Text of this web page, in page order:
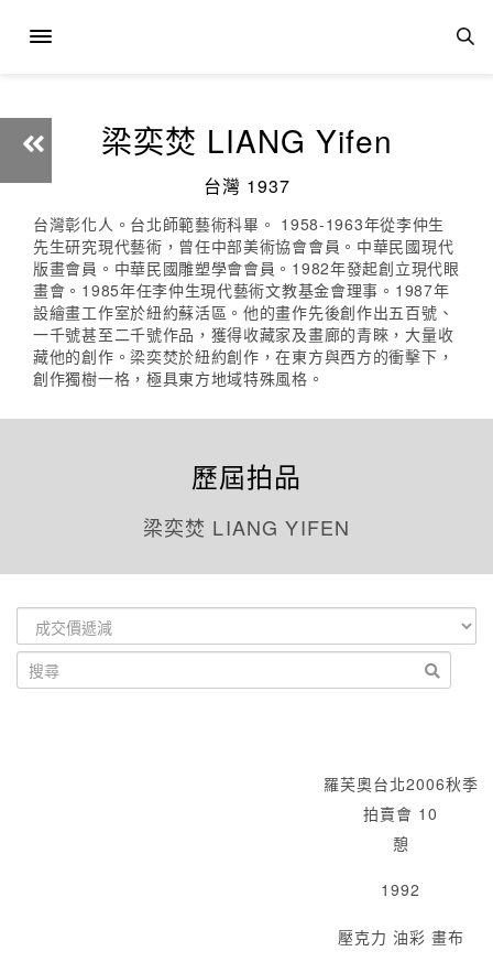
梁奕焚 LIANG Yifen
台灣 1937
台灣彰化人。台北師範藝術科畢。 1958-1963年從李仲生
先生研究現代藝術，曾任中部美術協會會員。中華民國現代
版畫會員。中華民國雕塑學會會員。1982年發起創立現代眼
畫會。1985年任李仲生現代藝術文教基金會理事。1987年
設繪畫工作室於紐約蘇活區。他的畫作先後創作出五百號、
一千號甚至二千號作品，獲得收藏家及畫廊的青睞，大量收
藏他的創作。梁奕焚於紐約創作，在東方與西方的衝擊下，
創作獨樹一格，極具東方地域特殊風格。
歷屆拍品
梁奕焚 LIANG YIFEN
羅芙奧台北2006秋季
拍賣會 10
憩
1992
壓克力 油彩 畫布